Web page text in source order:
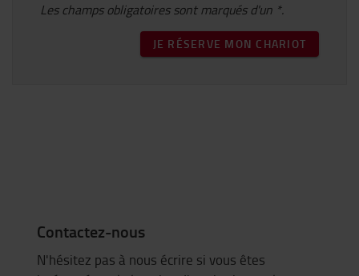
Les champs obligatoires sont marqués d'un *.
JE RÉSERVE MON CHARIOT
Contactez-nous
N'hésitez pas à nous écrire si vous êtes